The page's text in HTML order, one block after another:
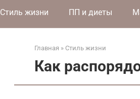
Стиль жизни ПП и диеты
Главная » Стиль жизни
Как